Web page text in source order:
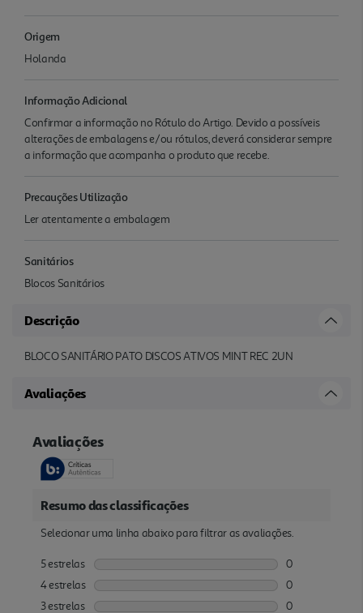
Origem
Holanda
Informação Adicional
Confirmar a informação no Rótulo do Artigo. Devido a possíveis
alterações de embalagens e/ou rótulos, deverá considerar sempre
a informação que acompanha o produto que recebe.
Precauções Utilização
Ler atentamente a embalagem
Sanitários
Blocos Sanitários
Descrição
BLOCO SANITÁRIO PATO DISCOS ATIVOS MINT REC 2UN
Avaliações